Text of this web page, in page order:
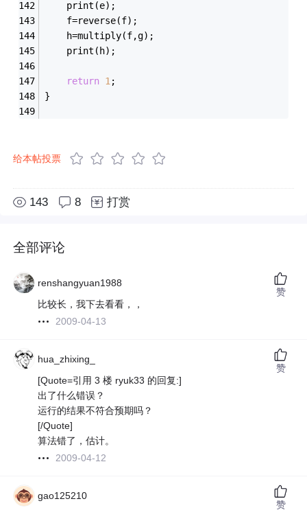
	print(e);
	f=reverse(f);
	h=multiply(f,g);
	print(h);
return 1 ;
}
给本帖投票
143 8 打赏
全部评论
renshangyuan1988
比较长，我下去看看，，
2009-04-13
赞
hua_zhixing_
[Quote=引用 3 楼 ryuk33 的回复:]
出了什么错误？
运行的结果不符合预期吗？
[/Quote]
算法错了，估计。
2009-04-12
赞
gao125210
赞